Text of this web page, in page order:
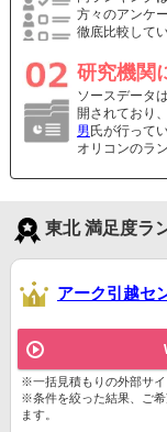
方々のアンケ
徹底比較して
研究機関
ソースデータは
開されており
男 氏が行って
オリコンのラ
東北 満足度ラ
アーク引越セ
※一括見積もりの外部サイ
※条件を絞った結果、ご
ます。